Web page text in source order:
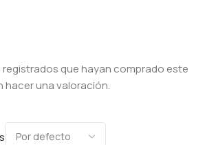
registrados que hayan comprado este
una valoración.